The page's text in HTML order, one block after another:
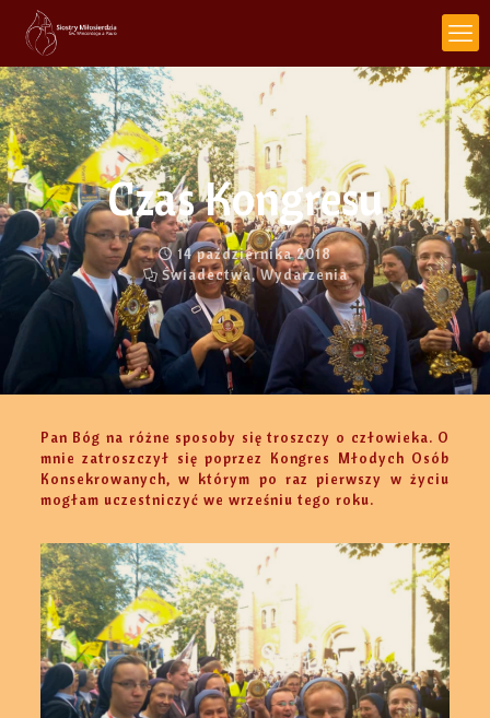
Czas Kongresu
14 października 2018
Świadectwa,Wydarzenia
Pan Bóg na różne sposoby się troszczy o człowieka. O
mnie zatroszczył się poprzez Kongres Młodych Osób
Konsekrowanych, w którym po raz pierwszy w życiu
mogłam uczestniczyć we wrześniu tego roku.